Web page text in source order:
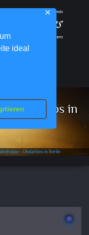
ideal
✕
Obdachlos in
– Obdachlos in Berlin